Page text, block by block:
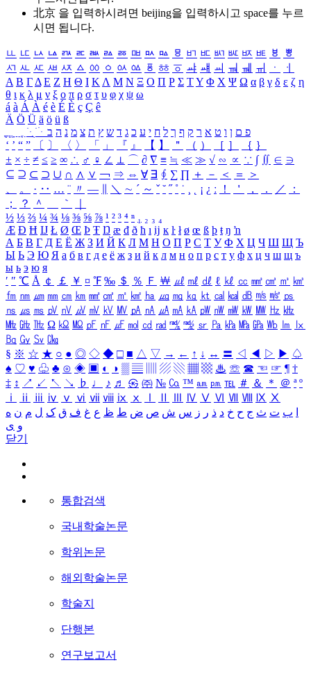
北京 을 입력하시려면 beijing을 입력하시고 space를 누르
시면 됩니다.
ㅥ ㅦ ㅧ ㅨ ㅩ ㅪ ㅫ ㅬ ㅭ ㅮ ㅯ ㅰ ㅱ ㅲ ㅳ ㅴ ㅵ ㅶ ㅷ ㅸ
ㅹ
ㅺ ㅻ ㅼ ㅽ ㅾ ㅿ ㆀ ㆁ ㆂ ㆃ ㆄ ㆅ ㆆ ㆇ ㆈ ㆉ ㆊ ㆋ ㆌ ㆍ
ㆎ
Α Β ΓΔ Ε Ζ Η Θ Ι ΚΛ Μ Ν Ξ Ο Π Ρ Σ ΤΥ Φ Χ Ψ Ω α β γ δ ε ζ η
θ ι κ λ μ ν ξ ο π ρ σ τ υ φ χ ψ ω
á à Á À é è É È ç Ç ê
Ä Ö Ü ä ö ü ß
ִֶֹ ֻּ ׁׂ פ ם ן ו ט א ר ק ף ך ל ח י ע כ ג ד ש ץ ת צ מ נ ה ב
‘ ’ “ ” 〔 〕 〈 〉 「 」 『 』 【 】 ＂ （ ） ［ ］ ｛ ｝
± × ÷ ≠ ≤ ≥ ∞ ∴ ♂ ♀ ∠ ⊥ ⌒ ∂ ∇ ≡ ≒ ≪ ≫ √ ∽ ∝ ∵ ∫ ∬ ∈ ∋
⊆ ⊇ ⊂ ⊃ ∪ ∩ ∧ ∨ ￢ ⇒ ⇔ ∀ ∃ ∮ ∑ ∏ ＋ － ＜ ＝
＞
、
。 · ‥ … ¨ 〃 ― ＼ ∼ ´ ～ ˇ ˘ ˝ ˚ ˙ ¸ ¡ ¿ ː ！ ＇ ， ． ／
：
；
？ ＾ ｀
½ ⅓ ⅔ ¼ ¾ ⅛ ⅜ ⅝ ⅞ ¹ ² ³ ⁴ ⁿ ₁ ₂ ₃ ₄
Æ Ð Ħ Ĳ Ł Ø Œ Þ Ŧ Ŋ æ đ ð ħ ı ĳ ĸ ŀ ł ø œ ß þ ŧ ŋ ŉ
А Б В Г Д Е Ё Ж З И Й К Л М Н О П Р С Т У Ф Х Ц Ч Ш Щ Ъ
Ы Ь Э Ю Я а б в г д е ё ж з и й к л м н о п р с т у ф х ц ч ш щ ъ
ы ь э ю я
′ ″ ℃ Å ￠ ￡ ￥ ¤ ℉ ‰ ＄ ％ Ｆ ￦ ㎕ ㎖ ㎗ ℓ ㎘ ㏄ ㎣ ㎤ ㎥ ㎦
㎙ ㎚ ㎛ ㎜ ㎝ ㎞ ㎟ ㎠ ㎡ ㎢ ㏊ ㎍ ㎎ ㎏ ㏏ ㎈ ㎉ ㏈ ㎧ ㎨ ㎰
㎱ ㎲ ㎳ ㎴ ㎵ ㎶ ㎷ ㎸ ㎹ ㎀ ㎁ ㎂ ㎃ ㎄ ㎺ ㎻ ㎽ ㎾ ㎿ ㎐ ㎑
㎒ ㎓ ㎔ Ω ㏀ ㏁ ㎊ ㎋ ㎌ ㏖ ㏅ ㎭ ㎮ ㎯ ㏛ ㎩ ㎪ ㎫ ㎬ ㏝ ㏐
㏓
㏃ ㏉ ㏜ ㏆
§ ※ ☆ ★ ○ ● ◎ ◇ ◆ □ ■ △ ▽ → ← ↑ ↓ ↔ 〓 ◁ ◀ ▷ ▶ ♤
♠ ♡ ♥ ♧ ♣ ⊙ ◈ ▣ ◐ ◑ ▒ ▤ ▨ ▧ ▦ ▩ ♨ ☏ ☎ ☜ ☞ ¶ †
‡ ↕ ↗ ↙ ↖ ↘ ♭ ♩ ♪ ♬ ㉿ ㈜ № ㏇ ™ ㏂ ㏘ ℡ ＃ ＆ ＊ ＠ ª º
ⅰ
ⅱ ⅲ ⅳ ⅴ ⅵ ⅶ ⅷ ⅸ ⅹ Ⅳ Ⅴ Ⅵ Ⅶ Ⅷ Ⅸ Ⅹ
ب ت ث ج ح خ د ذ ر ز س ش ص ض ط ظ ع غ ف ق ک ل م ن ه
و ی
닫기
통합검색
국내학술논문
학위논문
해외학술논문
학술지
단행본
연구보고서